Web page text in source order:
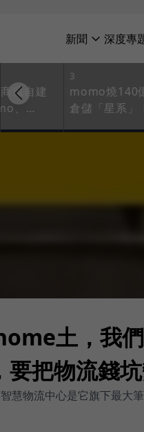
新聞 深度專
瘋自建
、
3
momo燒140
倉儲「星系」
土，我
要把物流錢
慧物流中心是它旗下最大